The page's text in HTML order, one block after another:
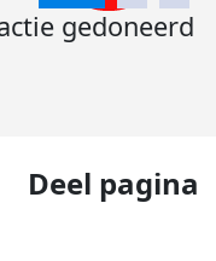
gedoneerd
Deel pagina